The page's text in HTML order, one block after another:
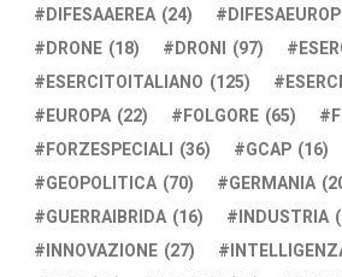
DIFESAAEREA (24)
DRONE (18) DRONI (97)
ESERCITOITALIANO (125)
EUROPA (22) FOLGORE (65)
FORZESPECIALI (36) GCAP (16)
GEOPOLITICA (70) GERMANIA
GUERRAIBRIDA (16) INDUSTRIA
INNOVAZIONE (27)